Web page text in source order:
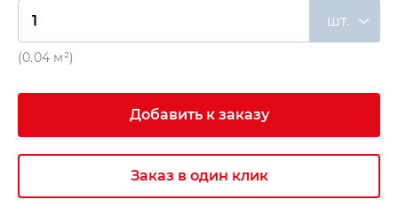
шт.
(0.04 м²)
Добавить к заказу
Заказ в один клик